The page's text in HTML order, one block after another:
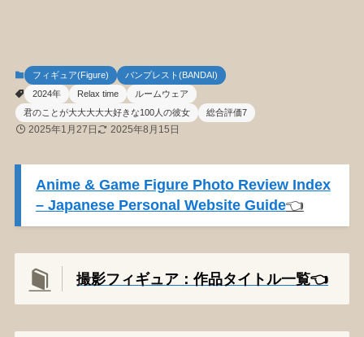
フィギュア(Figure)
バンプレスト(BANDAI)
2024年
Relax time
ルームウェア
君のことが大大大大大好きな100人の彼女
総合評価7
2025年1月27日 2025年8月15日
Anime & Game Figure Photo Review Index
– Japanese Personal Website Guide👈️
撮影フィギュア：作品タイトル一覧👈️